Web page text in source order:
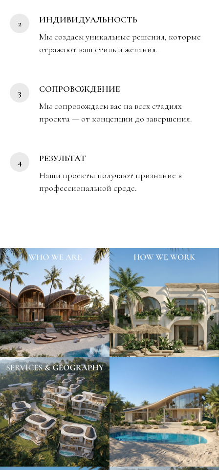
ИНДИВИДУАЛЬНОСТЬ
Мы создаем уникальные решения, которые
отражают ваш стиль и желания.
СОПРОВОЖДЕНИЕ
Мы сопровождаем вас на всех стадиях
проекта — от концепции до завершения.
РЕЗУЛЬТАТ
Наши проекты получают признание в
профессиональной среде.